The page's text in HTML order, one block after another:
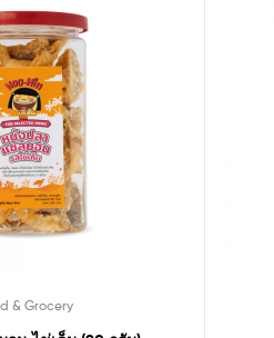
& Grocery